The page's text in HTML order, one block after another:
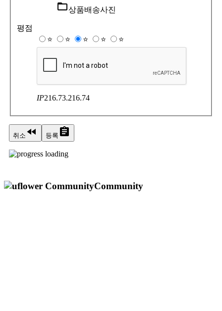
folder_open상품배송사진
평점
⭐
⭐ ⭐ ⭐ ⭐
IP216.73.216.74
취소 fast_rewind 등록 assignment
Community